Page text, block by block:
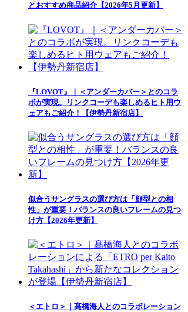
とおすすめ商品紹介【2026年5月更新】
『LOVOT』｜＜アンダーカバー＞とのコラ
ボが実現。リンクコーデも楽しめるヒト用ウ
ェアもご紹介！【伊勢丹新宿店】
似合うサングラスの選び方は「顔型との相
性」が重要！バランスの良いフレームの見つ
け方【2026年更新】
＜エトロ＞｜髙橋海人とのコラボレーション